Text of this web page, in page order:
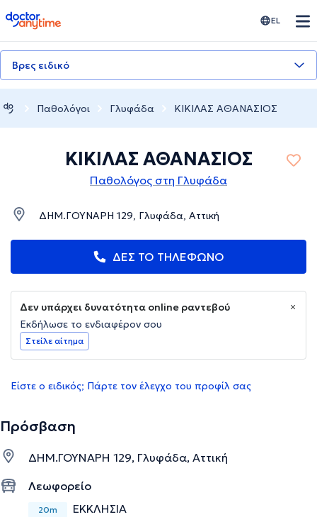
doctoranytime EL
Βρες ειδικό
Παθολόγοι Γλυφάδα ΚΙΚΙΛΑΣ ΑΘΑΝΑΣΙΟΣ
ΚΙΚΙΛΑΣ ΑΘΑΝΑΣΙΟΣ
Παθολόγος στη Γλυφάδα
ΔΗΜ.ΓΟΥΝΑΡΗ 129, Γλυφάδα, Αττική
ΔΕΣ ΤΟ ΤΗΛΕΦΩΝΟ
Δεν υπάρχει δυνατότητα online ραντεβού
Εκδήλωσε το ενδιαφέρον σου
Στείλε αίτημα
Είστε ο ειδικός; Πάρτε τον έλεγχο του προφίλ σας
Πρόσβαση
ΔΗΜ.ΓΟΥΝΑΡΗ 129, Γλυφάδα, Αττική
Λεωφορείο
20m ΕΚΚΛΗΣΙΑ